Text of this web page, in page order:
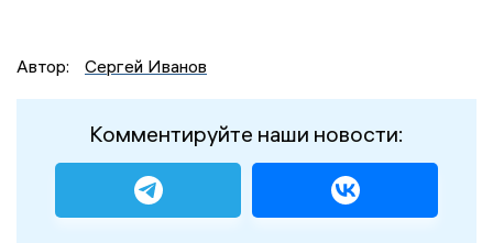
Автор: Сергей Иванов
Комментируйте наши новости: